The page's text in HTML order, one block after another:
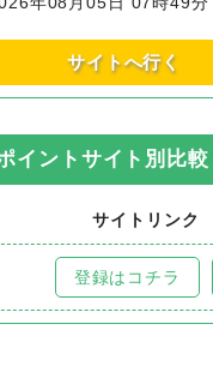
サイトへ行く
イントサイト別比較
サイトリンク
登録はコチラ